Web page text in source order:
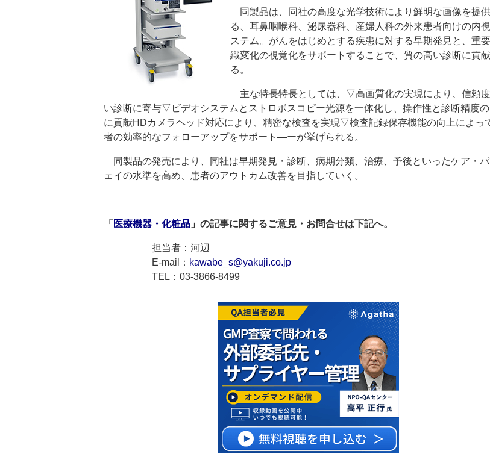
同製品は、同社の高度な光学技術により鮮明な画像を提
る、耳鼻咽喉科、泌尿器科、産婦人科の外来患者向けの内
ステム。がんをはじめとする疾患に対する早期発見と、重
織変化の視覚化をサポートすることで、質の高い診断に貢
る。
主な特長特長としては、▽高画質化の実現により、信頼
い診断に寄与▽ビデオシステムとストロボスコピー光源を一体化し、操作性と診断精度
に貢献HDカメラヘッド対応により、精密な検査を実現▽検査記録保存機能の向上によっ
者の効率的なフォローアップをサポート―ーが挙げられる。
同製品の発売により、同社は早期発見・診断、病期分類、治療、予後といったケア・パ
ェイの水準を高め、患者のアウトカム改善を目指していく。
「 医療機器・化粧品 」の記事に関するご意見・お問合せは下記へ。
担当者：河辺
E-mail： kawabe_s@yakuji.co.jp
TEL：03-3866-8499